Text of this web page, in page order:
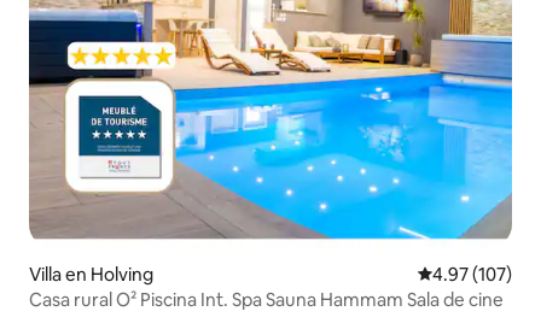
Villa en Holving Calificación
4.97 (107)
Casa rural O² Piscina Int. Spa Sauna Hammam Sala de cine